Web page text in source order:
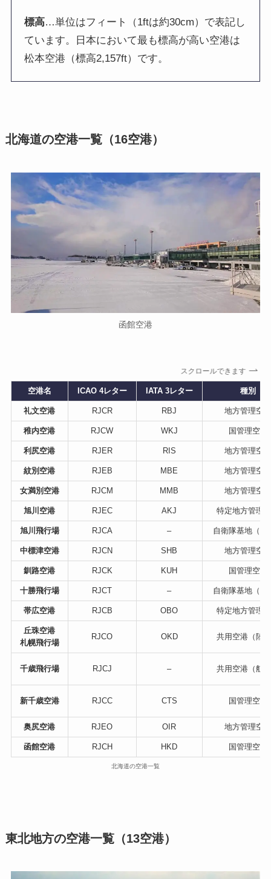
標高…単位はフィート（1ftは約30cm）で表記し
ています。日本において最も標高が高い空港は
松本空港（標高2,157ft）です。
北海道の空港一覧（16空港）
函館空港
スクロールできます
空港名 ICAO 4レター IATA 3レター 種別
礼文空港 RJCR RBJ 地方管理空
稚内空港 RJCW WKJ 国管理空港
利尻空港 RJER RIS 地方管理空
紋別空港 RJEB MBE 地方管理空
女満別空港 RJCM MMB 地方管理空
旭川空港 RJEC AKJ 特定地方管理
旭川飛行場 RJCA – 自衛隊基地（陸
中標津空港 RJCN SHB 地方管理空
釧路空港 RJCK KUH 国管理空港
十勝飛行場 RJCT – 自衛隊基地（陸
帯広空港 RJCB OBO 特定地方管理
丘珠空港
札幌飛行場
RJCO OKD 共用空港（陸
千歳飛行場 RJCJ – 共用空港（航
新千歳空港 RJCC CTS 国管理空港
奥尻空港 RJEO OIR 地方管理空
函館空港 RJCH HKD 国管理空港
北海道の空港一覧
東北地方の空港一覧（13空港）